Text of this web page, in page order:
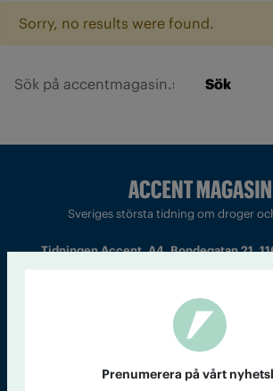
Sorry, no results were found.
Sök
Sveriges största tidning om droger
Tidningen Accent, A4, Bondegatan 21,
Chefredaktör och ansvarig utgivare: Barbro
barbro@a4.se.
Prenumerera på vårt